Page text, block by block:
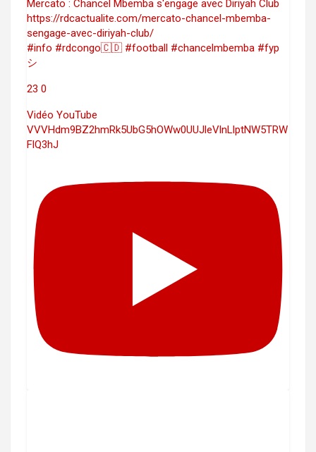
Mercato : Chancel Mbemba s'engage avec Diriyah Club
https://rdcactualite.com/mercato-chancel-mbemba-
sengage-avec-diriyah-club/
#info #rdcongo🇨🇩 #football #chancelmbemba #fyp
シ
23 0
Vidéo YouTube
VVVHdm9BZ2hmRk5UbG5hOWw0UUJleVlnLlptNW5TRW
FlQ3hJ